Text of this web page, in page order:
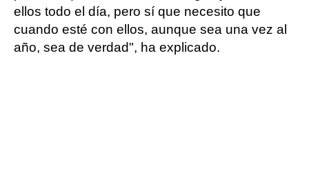
ellos todo el día, pero sí que necesito que
cuando esté con ellos, aunque sea una vez al
año, sea de verdad", ha explicado.